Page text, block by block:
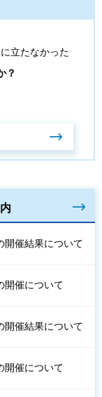
立たなかった
？
開催結果について
開催について
開催結果について
開催について